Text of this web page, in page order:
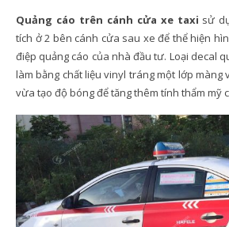
Quảng cáo trên cánh cửa xe taxi sử
tích ở 2 bên cánh cửa sau xe để thể hiện
điệp quảng cáo của nhà đầu tư. Loại decal
làm bằng chất liệu vinyl tráng một lớp màng
vừa tạo độ bóng để tăng thêm tính thẩm mỹ